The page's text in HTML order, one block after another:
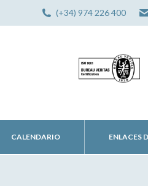
(+34) 974 226 400
CALENDARIO ENLACES